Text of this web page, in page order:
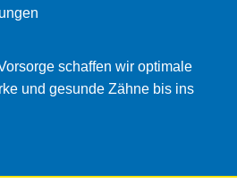
schaffen wir optimale
und gesunde Zähne bis ins